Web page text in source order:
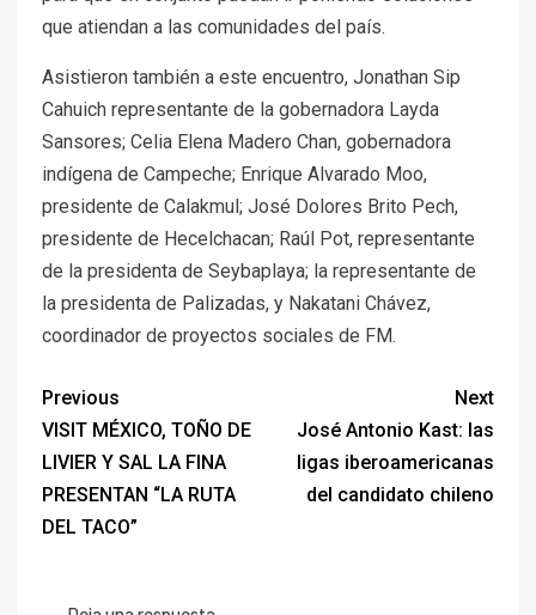
que atiendan a las comunidades del país.
Asistieron también a este encuentro, Jonathan Sip
Cahuich representante de la gobernadora Layda
Sansores; Celia Elena Madero Chan, gobernadora
indígena de Campeche; Enrique Alvarado Moo,
presidente de Calakmul; José Dolores Brito Pech,
presidente de Hecelchacan; Raúl Pot, representante
de la presidenta de Seybaplaya; la representante de
la presidenta de Palizadas, y Nakatani Chávez,
coordinador de proyectos sociales de FM.
Previous
VISIT MÉXICO, TOÑO DE
LIVIER Y SAL LA FINA
PRESENTAN “LA RUTA
DEL TACO”
Next
José Antonio Kast: las
ligas iberoamericanas
del candidato chileno